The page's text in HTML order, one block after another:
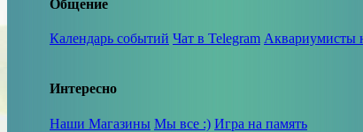
Общение
Календарь событий Чат в Telegram Аквариумисты
Интересно
Наши Магазины Мы все :) Игра на память